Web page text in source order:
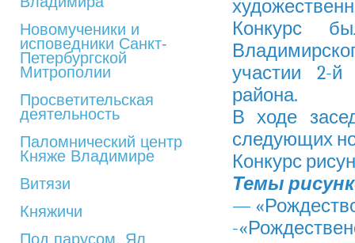
Новомученики и
исповедники Санкт-
Петербургской
Митрополии
Просветительская
деятельность
Паломнический центр
Княже Владимире
Витязи
Княжичи
Под парусом. Ял
Конкурс
участии 2-й
района.
В ходе
следующих
Конкурс
Темы
—
-